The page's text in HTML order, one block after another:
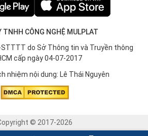
TNHH CÔNG NGHỆ MULPLAT
STTTT do Sở Thông tin và Truyền thông
cấp ngày 04-07-2017
nhiệm nội dung: Lê Thái Nguyên
© 2017-2026